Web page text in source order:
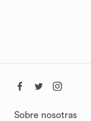
Sobre nosotras